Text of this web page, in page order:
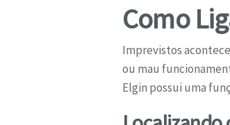
Como
Imprevistos
ou mau
Elgin possui uma